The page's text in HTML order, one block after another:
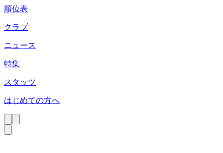
順位表
クラブ
ニュース
特集
スタッツ
はじめての方へ